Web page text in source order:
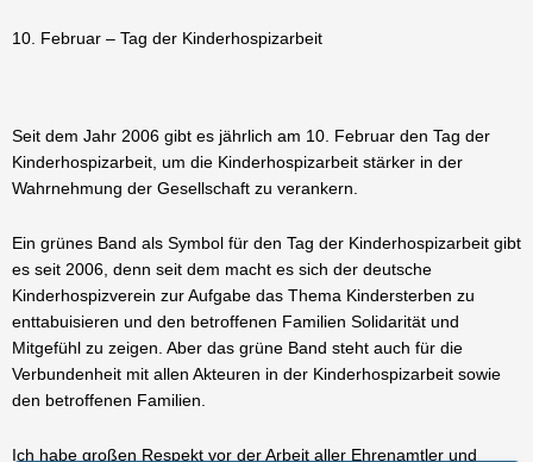
10. Februar – Tag der Kinderhospizarbeit
Seit dem Jahr 2006 gibt es jährlich am 10. Februar den Tag der
Kinderhospizarbeit, um die Kinderhospizarbeit stärker in der
Wahrnehmung der Gesellschaft zu verankern.
Ein grünes Band als Symbol für den Tag der Kinderhospizarbeit gibt
es seit 2006, denn seit dem macht es sich der deutsche
Kinderhospizverein zur Aufgabe das Thema Kindersterben zu
enttabuisieren und den betroffenen Familien Solidarität und
Mitgefühl zu zeigen. Aber das grüne Band steht auch für die
Verbundenheit mit allen Akteuren in der Kinderhospizarbeit sowie
den betroffenen Familien.
Ich habe großen Respekt vor der Arbeit aller Ehrenamtler und